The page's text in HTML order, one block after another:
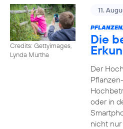
Credits: Gettyimages,
Lynda Murtha
11.
Die
Der
oder in
nicht